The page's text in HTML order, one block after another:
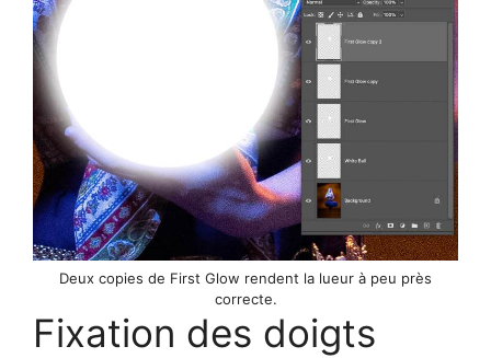
Deux copies de First Glow rendent la lueur à peu près
correcte.
Fixation des doigts